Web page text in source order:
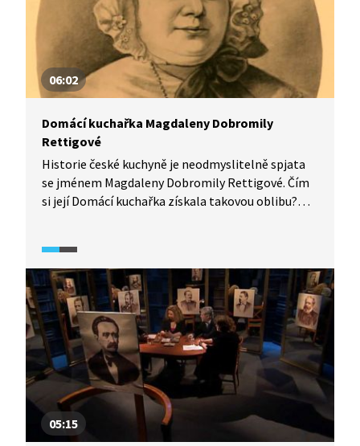
06:02
Domácí kuchařka Magdaleny Dobromily
Rettigové
Historie české kuchyně je neodmyslitelně spjata
se jménem Magdaleny Dobromily Rettigové. Čím
si její Domácí kuchařka získala takovou oblibu?
svým dílem vstoupila do dějin? O tom diskutují
historici v pořadu Historie.cs.
05:15